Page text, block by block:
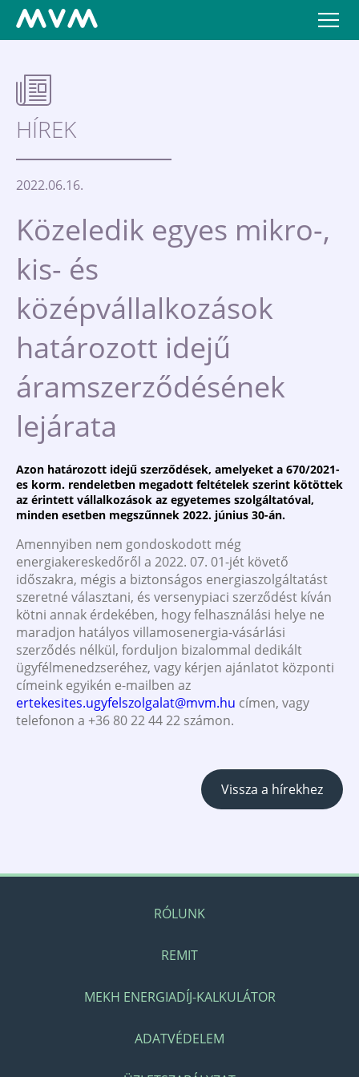
HÍREK
2022.06.16.
Közeledik egyes mikro-,
kis- és
középvállalkozások
határozott idejű
áramszerződésének
lejárata
Azon határozott idejű szerződések, amelyeket a 670/2021-
es korm. rendeletben megadott feltételek szerint kötöttek
az érintett vállalkozások az egyetemes szolgáltatóval,
minden esetben megszűnnek 2022. június 30-án.
Amennyiben nem gondoskodott még
energiakereskedőről a 2022. 07. 01-jét követő
időszakra, mégis a biztonságos energiaszolgáltatást
szeretné választani, és versenypiaci szerződést kíván
kötni annak érdekében, hogy felhasználási helye ne
maradjon hatályos villamosenergia-vásárlási
szerződés nélkül, forduljon bizalommal dedikált
ügyfélmenedzseréhez, vagy kérjen ajánlatot központi
címeink egyikén e-mailben az
ertekesites.ugyfelszolgalat@mvm.hu címen, vagy
telefonon a +36 80 22 44 22 számon.
Vissza a hírekhez
RÓLUNK
REMIT
MEKH ENERGIADÍJ-KALKULÁTOR
ADATVÉDELEM